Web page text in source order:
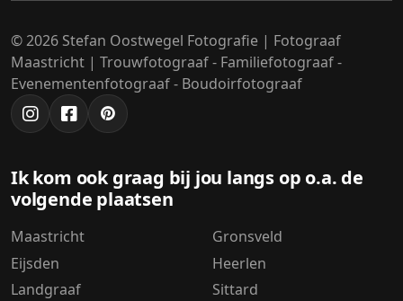
© 2026 Stefan Oostwegel Fotografie | Fotograaf
Maastricht | Trouwfotograaf - Familiefotograaf -
Evenementenfotograaf - Boudoirfotograaf
Ik kom ook graag bij jou langs op o.a. de
volgende plaatsen
Maastricht
Eijsden
Landgraaf
Gronsveld
Heerlen
Sittard